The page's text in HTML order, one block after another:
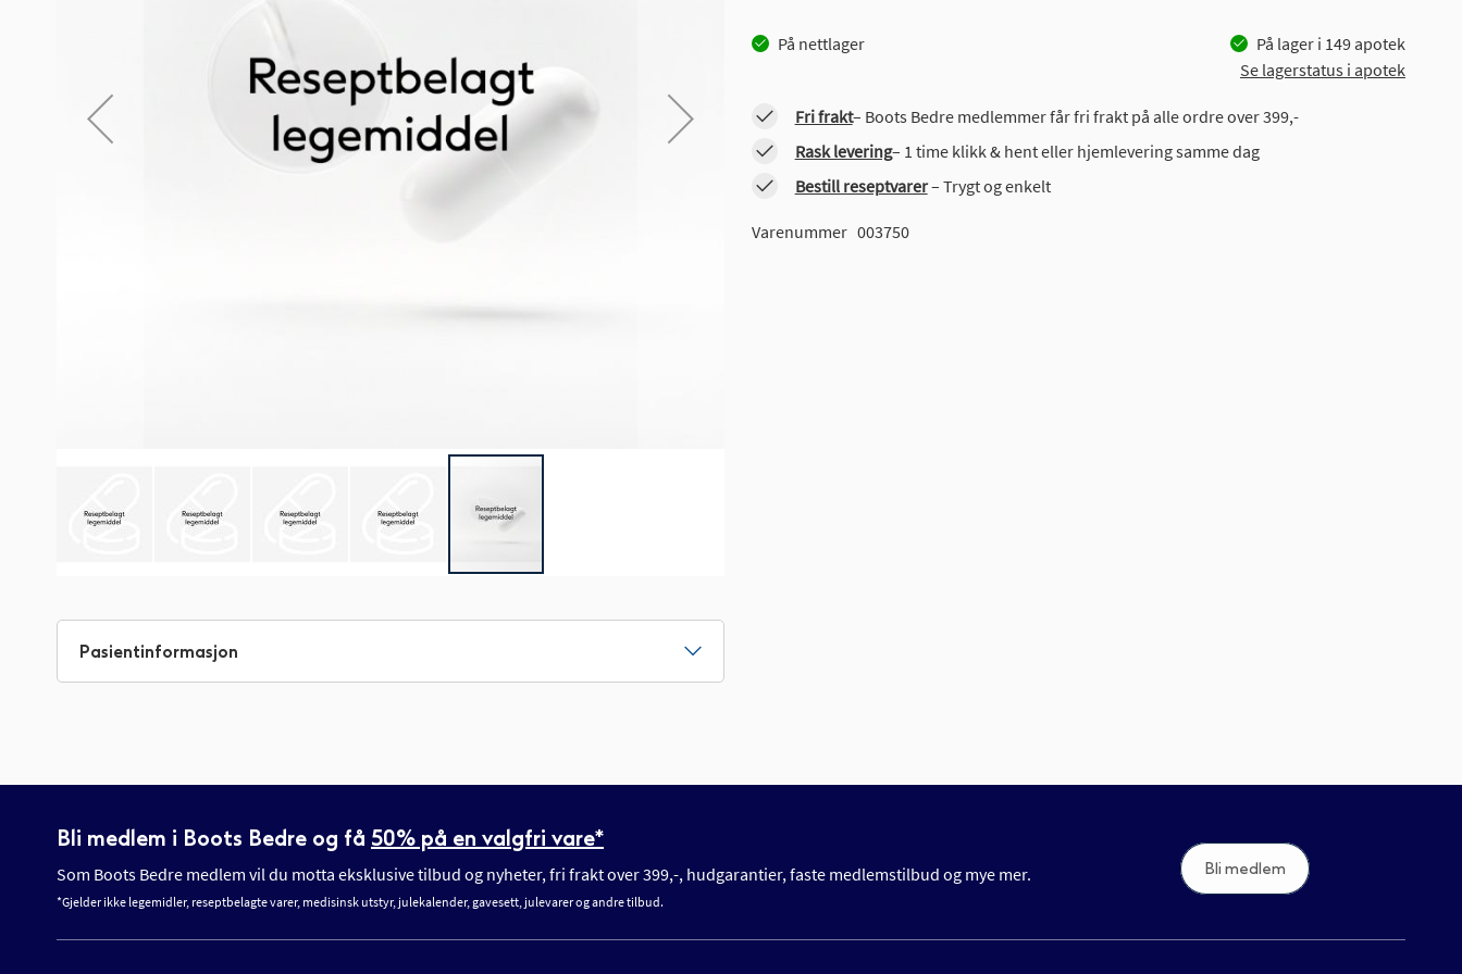
På nettlager På lager i 149apotek
Se lagerstatus i apotek
Fri frakt– Boots Bedre medlemmer får fri frakt på alle ordre over 399,-
Rask levering– 1 time klikk & hent eller hjemlevering samme dag
Bestill reseptvarer– Trygt og enkelt
Varenummer 003750
til
begynnelsen
Pasientinformasjon
Bli medlem i Boots Bedre og få 50% på en valgfri vare*
Som Boots Bedre medlem vil du motta eksklusive tilbud og nyheter, fri frakt over 399,-, hudgarantier, faste medlemstilbud og mye mer.
*Gjelder ikke legemidler, reseptbelagte varer, medisinsk utstyr, julekalender, gavesett, julevarer og andre tilbud.
Bli medlem